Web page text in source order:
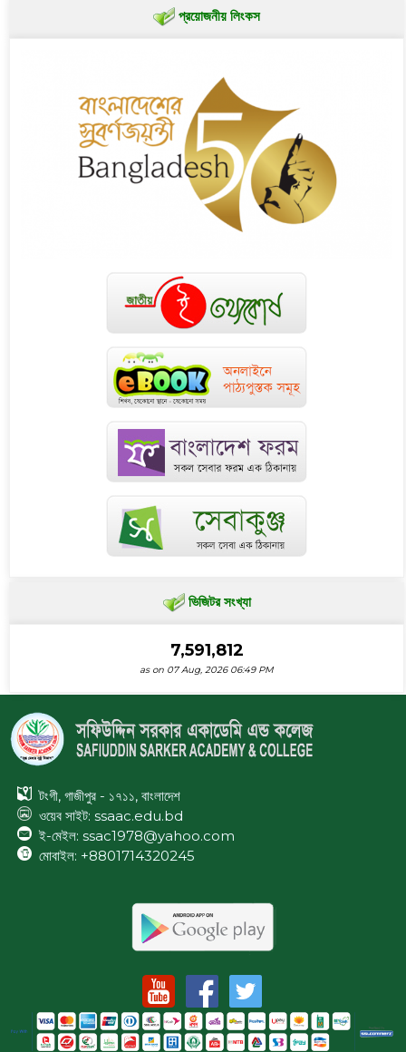
প্রয়োজনীয় লিংকস
ভিজিটর সংখ্যা
7,591,812
as on 07 Aug, 2026 06:49 PM
টংগী, গাজীপুর - ১৭১১, বাংলাদেশ
ওয়েব সাইট: ssaac.edu.bd
ই-মেইল: ssac1978@yahoo.com
মোবাইল: +8801714320245